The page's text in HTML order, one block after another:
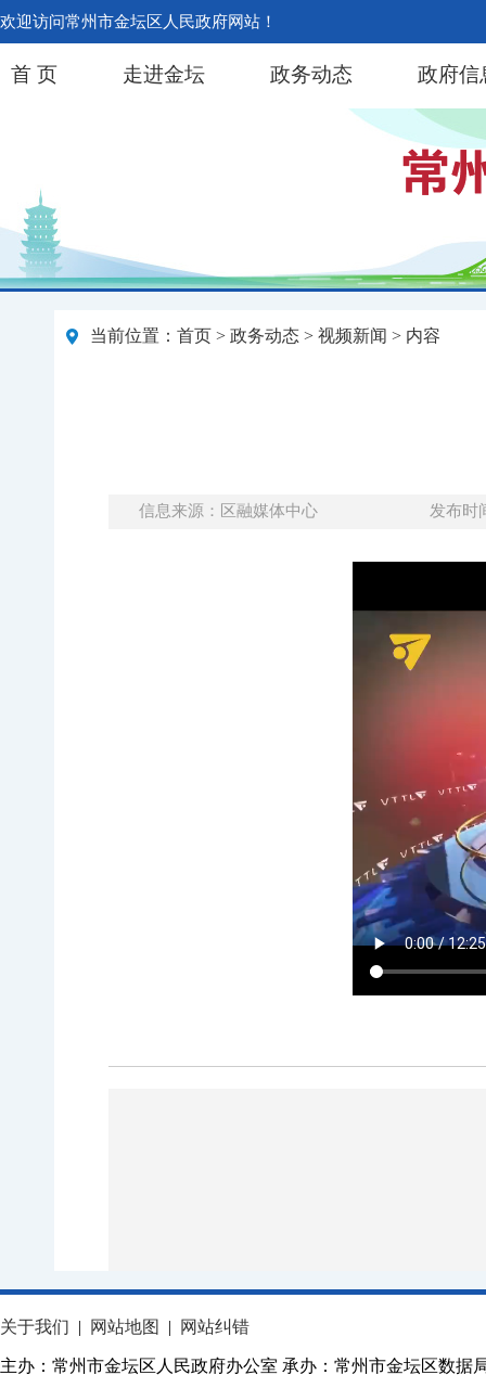
欢迎访问常州市金坛区人民政府网站！
首 页 走进金坛 政务动态 政府信
当前位置： 首页 > 政务动态 > 视频新闻 > 内容
信息来源：区融媒体中心 发布时
关于我们 | 网站地图 | 网站纠错
主办：常州市金坛区人民政府办公室 承办：常州市金坛区数据